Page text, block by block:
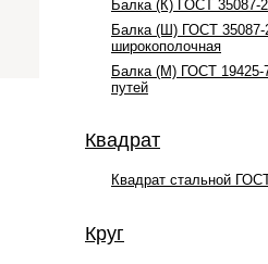
Балка (К) ГОСТ 35087-
Балка (Ш) ГОСТ 35087-
широкополочная
Балка (М) ГОСТ 19425-
путей
Квадрат
Квадрат стальной
Круг